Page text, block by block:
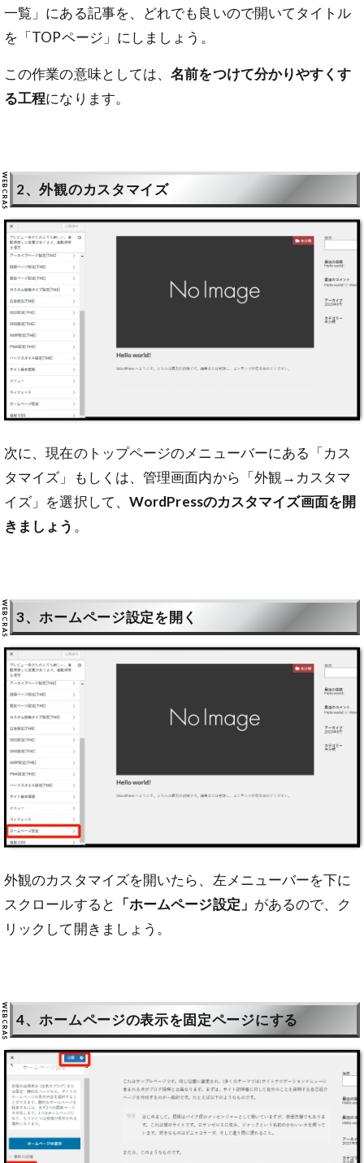
一覧」にある記事を、どれでも良いので開いてタイトル
を「TOPページ」にしましょう。
この作業の意味としては、名前をつけて分かりやすくす
る工程になります。
2、外観のカスタマイズ
次に、現在のトップページのメニューバーにある「カス
タマイズ」もしくは、管理画面内から「外観→カスタマ
イズ」を選択して、 WordPressのカスタマイズ画面を開
きましょう 。
3、ホームページ設定を開く
外観のカスタマイズを開いたら、左メニューバーを下に
スクロールすると
「ホームページ設定」 があるので、ク
リックして開きましょう。
4、ホームページの表示を固定ページにする